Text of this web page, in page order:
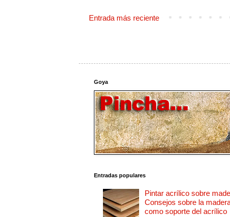
Entrada más reciente
Goya
Entradas populares
Pintar acrílico sobre
Consejos sobre la
como soporte del acrílico